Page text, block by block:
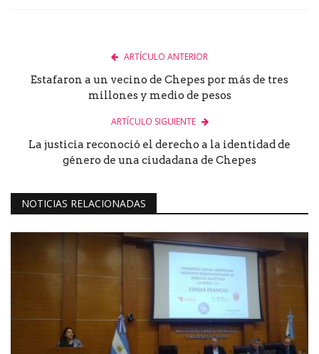
ARTÍCULO ANTERIOR
Estafaron a un vecino de Chepes por más de tres
millones y medio de pesos
ARTÍCULO SIGUIENTE
La justicia reconoció el derecho a la identidad de
género de una ciudadana de Chepes
NOTICIAS RELACIONADAS